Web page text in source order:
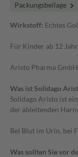
Packungsbeilage
Wirkstoff: Echtes
Für Kinder ab 12
Aristo Pharma
Was ist Solidago
Solidago Aristo ist
der ableitenden
Bei Blut im Urin, bei
Was sollten Sie vor